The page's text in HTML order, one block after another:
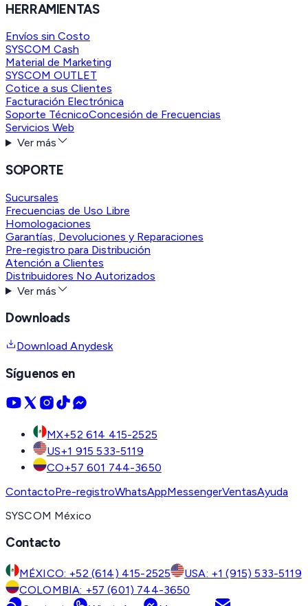
HERRAMIENTAS
Envíos sin Costo
SYSCOM Cash
Material de Marketing
SYSCOM OUTLET
Cotice a sus Clientes
Facturación Electrónica
Soporte TécnicoConcesión de Frecuencias
Servicios Web
Ver más
SOPORTE
Sucursales
Frecuencias de Uso Libre
Homologaciones
Garantías, Devoluciones y Reparaciones
Pre-registro para Distribución
Atención a Clientes
Distribuidores No Autorizados
Ver más
Downloads
Download Anydesk
Síguenos en
MX+52 614 415-2525
US+1 915 533-5119
CO+57 601 744-3650
ContactoPre-registroWhatsAppMessengerVentasAyuda
SYSCOM México
Contacto
MÉXICO: +52 (614) 415-2525
USA: +1 (915) 533-5119
COLOMBIA: +57 (601) 744-3650